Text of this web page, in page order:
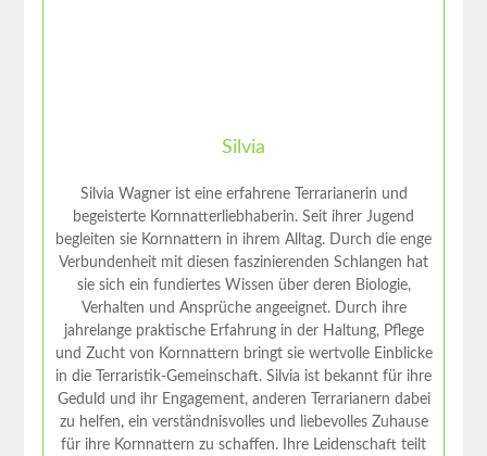
Silvia
Silvia Wagner ist eine erfahrene Terrarianerin und
begeisterte Kornnatterliebhaberin. Seit ihrer Jugend
begleiten sie Kornnattern in ihrem Alltag. Durch die enge
Verbundenheit mit diesen faszinierenden Schlangen hat
sie sich ein fundiertes Wissen über deren Biologie,
Verhalten und Ansprüche angeeignet. Durch ihre
jahrelange praktische Erfahrung in der Haltung, Pflege
und Zucht von Kornnattern bringt sie wertvolle Einblicke
in die Terraristik-Gemeinschaft. Silvia ist bekannt für ihre
Geduld und ihr Engagement, anderen Terrarianern dabei
zu helfen, ein verständnisvolles und liebevolles Zuhause
für ihre Kornnattern zu schaffen. Ihre Leidenschaft teilt